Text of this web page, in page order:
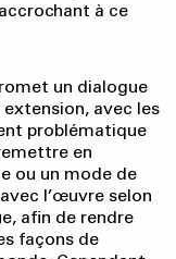
à ce
un dialogue
avec les
problématique
en
ou un mode de
l’œuvre selon
afin de rendre
façons de